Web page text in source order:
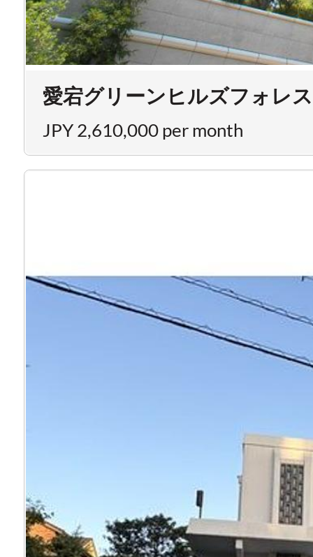
愛宕グリーンヒルズフォレ
JPY 2,610,000 per month